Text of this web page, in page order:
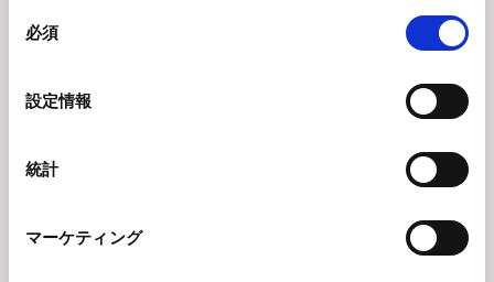
必須
設定情報
統計
マーケティング
原則
取締役会における判断・決定事項、経営陣に対する委任